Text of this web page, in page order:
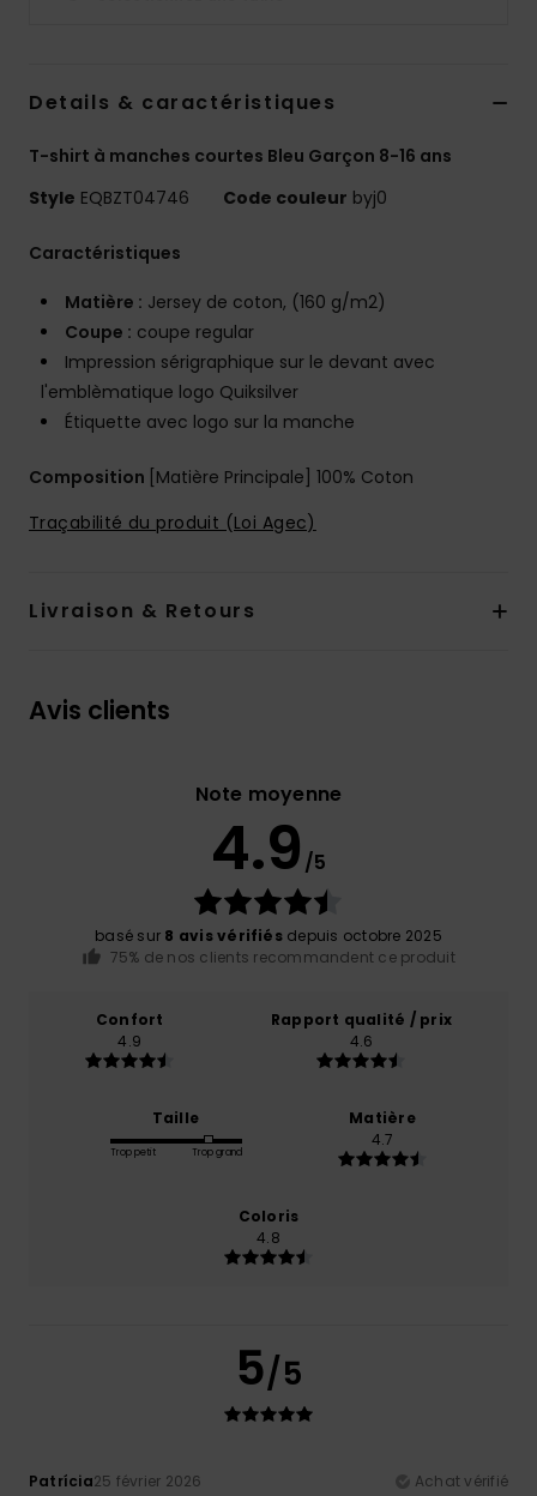
Details & caractéristiques
T-shirt à manches courtes Bleu Garçon 8-16 ans
Style EQBZT04746 Code couleur byj0
Caractéristiques
Matière : Jersey de coton, (160 g/m2)
Coupe : coupe regular
Impression sérigraphique sur le devant avec
l'emblèmatique logo Quiksilver
Étiquette avec logo sur la manche
Composition [Matière Principale] 100% Coton
Traçabilité du produit (Loi Agec)
Livraison & Retours
Avis clients
Note moyenne
4.9 /5
basé sur 8 avis vérifiésdepuis octobre 2025
75% de nos clients recommandent ce produit
Confort
4.9
Rapport qualité / prix
4.6
Taille
Trop petit Trop grand
Matière
4.7
Coloris
4.8
5/5
Patrícia25 février 2026
Achat vérifié